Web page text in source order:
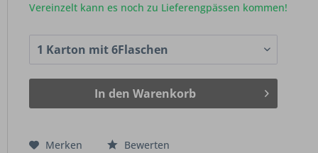
Vereinzelt kann es noch zu Lieferengpässen kommen!
In den Warenkorb
Merken Bewerten